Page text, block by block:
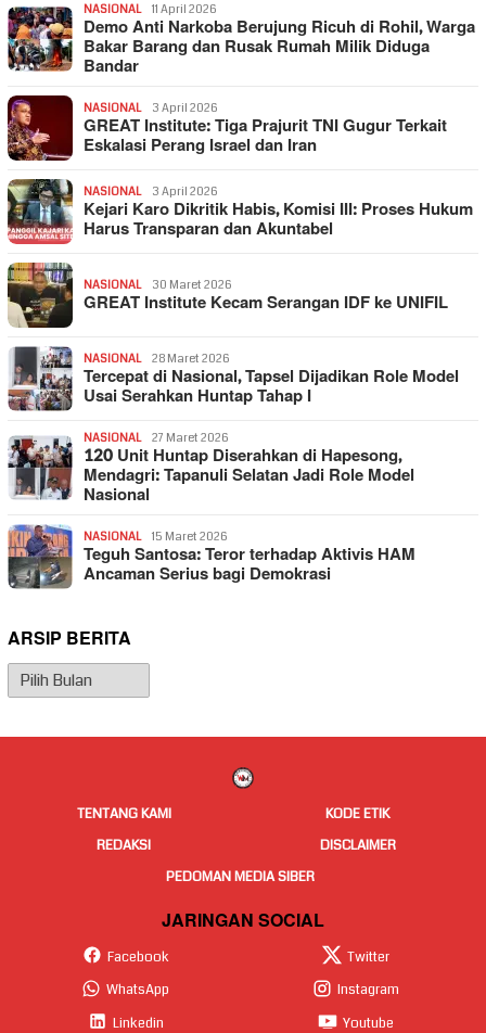
NASIONAL 11 April 2026
Demo Anti Narkoba Berujung Ricuh di Rohil, Warga
Bakar Barang dan Rusak Rumah Milik Diduga
Bandar
NASIONAL 3 April 2026
GREAT Institute: Tiga Prajurit TNI Gugur Terkait
Eskalasi Perang Israel dan Iran
NASIONAL 3 April 2026
Kejari Karo Dikritik Habis, Komisi III: Proses Hukum
Harus Transparan dan Akuntabel
NASIONAL 30 Maret 2026
GREAT Institute Kecam Serangan IDF ke UNIFIL
NASIONAL 28 Maret 2026
Tercepat di Nasional, Tapsel Dijadikan Role Model
Usai Serahkan Huntap Tahap I
NASIONAL 27 Maret 2026
120 Unit Huntap Diserahkan di Hapesong,
Mendagri: Tapanuli Selatan Jadi Role Model
Nasional
NASIONAL 15 Maret 2026
Teguh Santosa: Teror terhadap Aktivis HAM
Ancaman Serius bagi Demokrasi
ARSIP BERITA
Arsip
Berita
TENTANG KAMI
KODE ETIK
REDAKSI
DISCLAIMER
PEDOMAN MEDIA SIBER
JARINGAN SOCIAL
Facebook
Twitter
WhatsApp
Instagram
Linkedin
Youtube